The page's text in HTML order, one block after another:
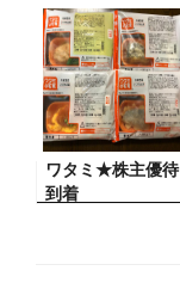
ワタミ★株主優待
到着